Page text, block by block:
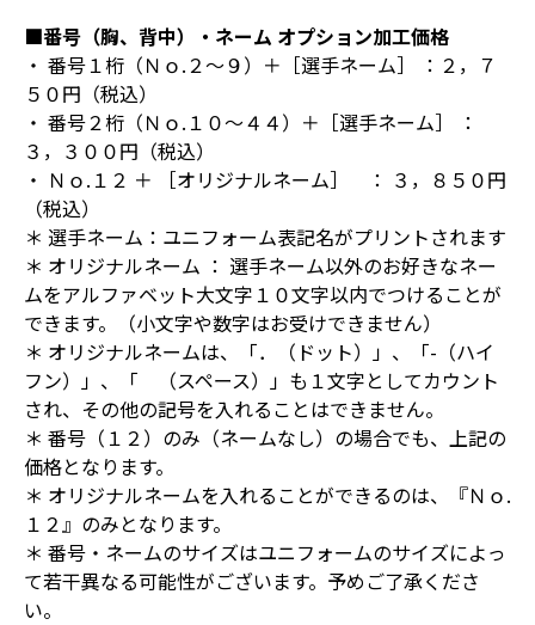
■番号（胸、背中）・ネーム オプション加工価格
・ 番号１桁（Ｎｏ.２～９）＋［選手ネーム］ ：２，７
５０円（税込）
・ 番号２桁（Ｎｏ.１０～４４）＋［選手ネーム］ ：
３，３００円（税込）
・ Ｎｏ.１２ ＋ ［オリジナルネーム］ ： ３，８５０円
（税込）
＊ 選手ネーム：ユニフォーム表記名がプリントされます
＊ オリジナルネーム ： 選手ネーム以外のお好きなネー
ムをアルファベット大文字１０文字以内でつけることが
できます。（小文字や数字はお受けできません）
＊ オリジナルネームは、「．（ドット）」、「-（ハイ
フン）」、「 （スペース）」も１文字としてカウント
され、その他の記号を入れることはできません。
＊ 番号（１２）のみ（ネームなし）の場合でも、上記の
価格となります。
＊ オリジナルネームを入れることができるのは、『Ｎｏ.
１２』のみとなります。
＊ 番号・ネームのサイズはユニフォームのサイズによっ
て若干異なる可能性がございます。予めご了承くださ
い。